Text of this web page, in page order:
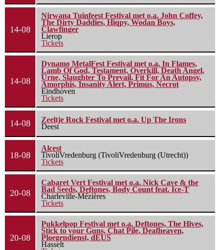
14-08
Nirwana Tuinfeest Festival met o.a. John Coffey,
The Dirty Daddies, Hiqpy, Wodan Boys,
Clawfinger
Lierop
Tickets
14-08
Dynamo MetalFest Festival met o.a. In Flames,
Lamb Of God, Testament, Overkill, Death Angel,
Urne, Slaughter To Prevail, Fit For An Autopsy,
Amorphis, Insanity Alert, Primus, Necrot
Eindhoven
Tickets
14-08
Zeeltje Rock Festival met o.a. Up The Irons
Deest
18-08
Alcest
TivoliVredenburg (TivoliVredenburg (Utrecht))
Tickets
20-08
Cabaret Vert Festival met o.a. Nick Cave & the
Bad Seeds, Deftones, Body Count feat. Ice-T
Charleville-Mézières
Tickets
20-08
Pukkelpop Festival met o.a. Deftones, The Hives,
Stick to your Guns, Chat Pile, Deafheaven,
Ploegendienst, dEUS
Hasselt